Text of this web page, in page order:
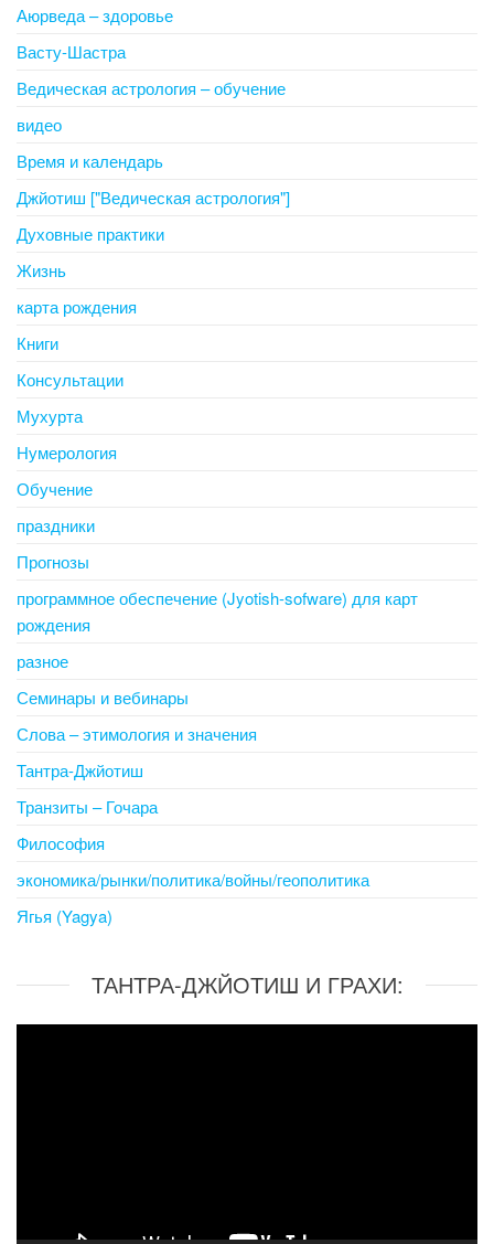
Аюрведа – здоровье
Васту-Шастра
Ведическая астрология – обучение
видео
Время и календарь
Джйотиш ["Ведическая астрология"]
Духовные практики
Жизнь
карта рождения
Книги
Консультации
Мухурта
Нумерология
Обучение
праздники
Прогнозы
программное обеспечение (Jyotish-sofware) для карт
рождения
разное
Семинары и вебинары
Слова – этимология и значения
Тантра-Джйотиш
Транзиты – Гочара
Философия
экономика/рынки/политика/войны/геополитика
Ягья (Yagya)
ТАНТРА-ДЖЙОТИШ И ГРАХИ: